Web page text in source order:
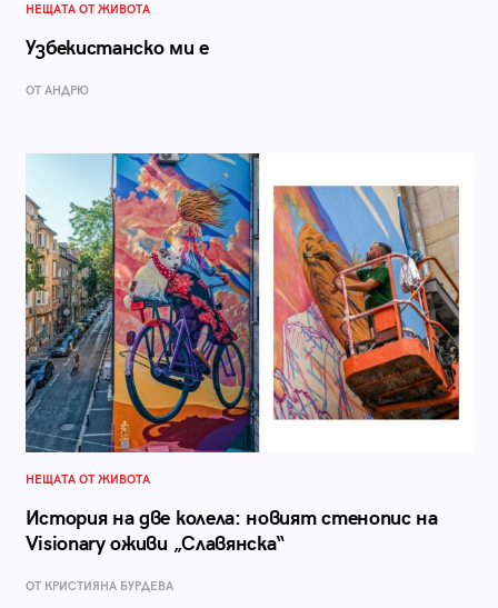
НЕЩАТА ОТ ЖИВОТА
Узбекистанско ми е
ОТ АНДРЮ
НЕЩАТА ОТ ЖИВОТА
История на две колела: новият стенопис на
Visionary оживи „Славянска“
ОТ КРИСТИЯНА БУРДЕВА